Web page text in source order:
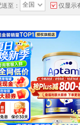
送至： 全国 仅显示